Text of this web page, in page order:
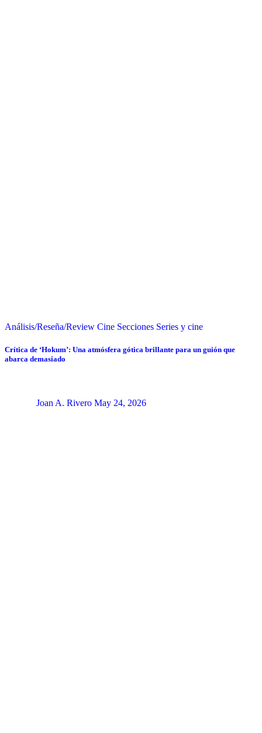
Análisis/Reseña/Review Cine Secciones Series y cine
Crítica de ‘Hokum’: Una atmósfera gótica brillante para un guión que
abarca demasiado
Joan A. Rivero May 24, 2026